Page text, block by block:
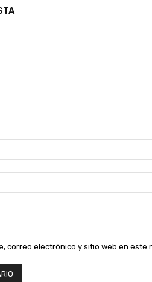
correo electrónico y sitio web en este